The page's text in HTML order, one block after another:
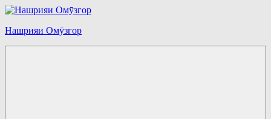
Перейти
содержимому
Нашрияи Омӯзгор